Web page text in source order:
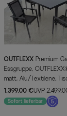
OUTFLEXX
Essgruppe,
matt, Alu/Textilene,
180/240x100cm, 8
1.399,00 €UVP
Sofort lieferbar